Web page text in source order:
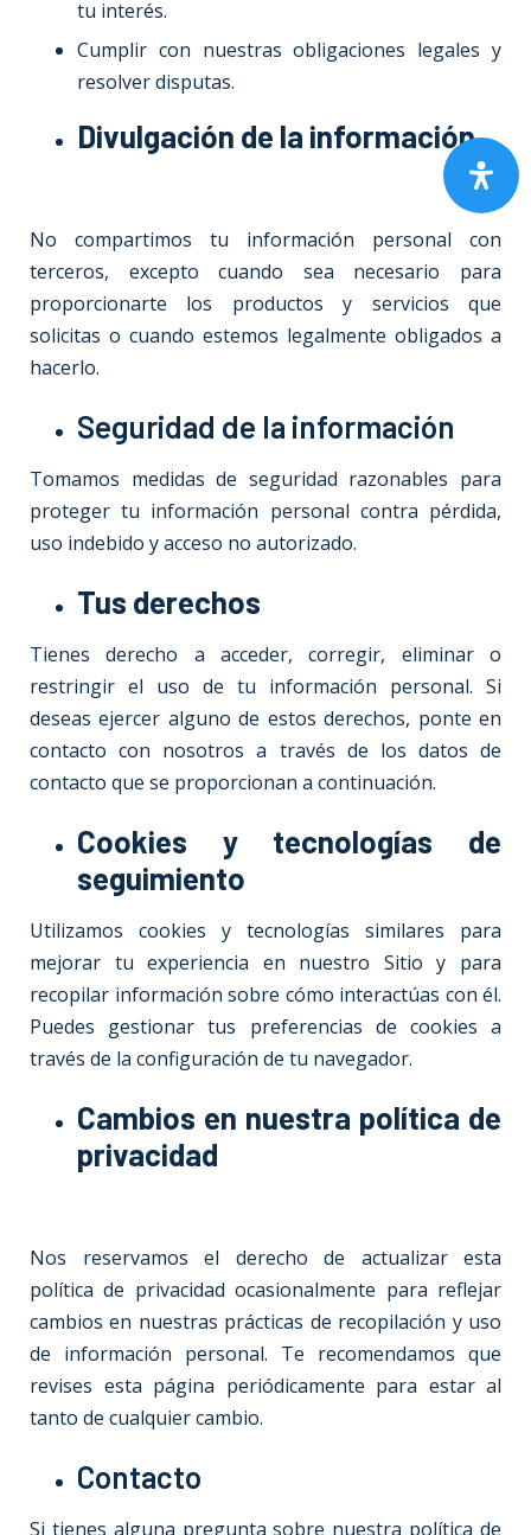
tu interés.
Cumplir con nuestras obligaciones legales y
resolver disputas.
Divulgación de la información
No compartimos tu información personal con
terceros, excepto cuando sea necesario para
proporcionarte los productos y servicios que
solicitas o cuando estemos legalmente obligados a
hacerlo.
Seguridad de la información
Tomamos medidas de seguridad razonables para
proteger tu información personal contra pérdida,
uso indebido y acceso no autorizado.
Tus derechos
Tienes derecho a acceder, corregir, eliminar o
restringir el uso de tu información personal. Si
deseas ejercer alguno de estos derechos, ponte en
contacto con nosotros a través de los datos de
contacto que se proporcionan a continuación.
Cookies y tecnologías de
seguimiento
Utilizamos cookies y tecnologías similares para
mejorar tu experiencia en nuestro Sitio y para
recopilar información sobre cómo interactúas con él.
Puedes gestionar tus preferencias de cookies a
través de la configuración de tu navegador.
Cambios en nuestra política de
privacidad
Nos reservamos el derecho de actualizar esta
política de privacidad ocasionalmente para reflejar
cambios en nuestras prácticas de recopilación y uso
de información personal. Te recomendamos que
revises esta página periódicamente para estar al
tanto de cualquier cambio.
Contacto
Si tienes alguna pregunta sobre nuestra política de